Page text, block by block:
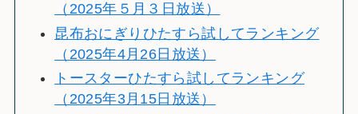
（2025年５月３日放送）
昆布おにぎりひたすら試してランキング
（2025年4月26日放送）
トースターひたすら試してランキング
（2025年3月15日放送）